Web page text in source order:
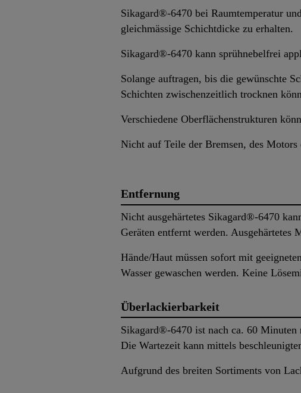
Sikagard®-6470 bei Raumtemperatur
gleichmässige Schichtdicke zu erhalten.
Sikagard®-6470 kann sprühnebelfrei
Solange auftragen, bis die gewünschte
Schichten zwischenzeitlich trocknen
Verschiedene Oberflächenstrukturen
Nicht auf Teile der Bremsen, des Motors
Entfernung
Nicht ausgehärtetes Sikagard®-6470
Geräten entfernt werden. Ausgehärtetes
Hände/Haut müssen sofort mit
Wasser gewaschen werden. Keine
Überlackierbarkeit
Sikagard®-6470 ist nach ca. 60 Minuten
Die Wartezeit kann mittels
Aufgrund des breiten Sortiments von